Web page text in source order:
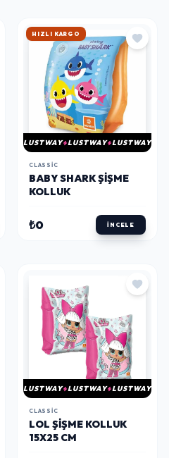
HIZLI KARGO
LUSTWAY LUSTWAY LUSTWAY
CLASSIC
BABY SHARK ŞIŞME
KOLLUK
₺0 İNCELE
LUSTWAY LUSTWAY LUSTWAY
CLASSIC
LOL ŞIŞME KOLLUK
15X25 CM